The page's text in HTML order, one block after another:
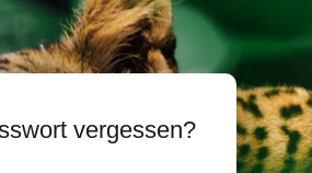
vergessen?